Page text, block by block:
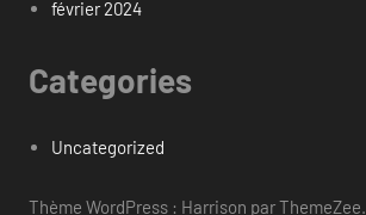
février 2024
Categories
Uncategorized
Thème WordPress : Harrison par ThemeZee.